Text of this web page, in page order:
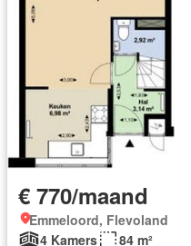
€ 770/maand
Emmeloord, Flevoland
4 Kamers
84 m²